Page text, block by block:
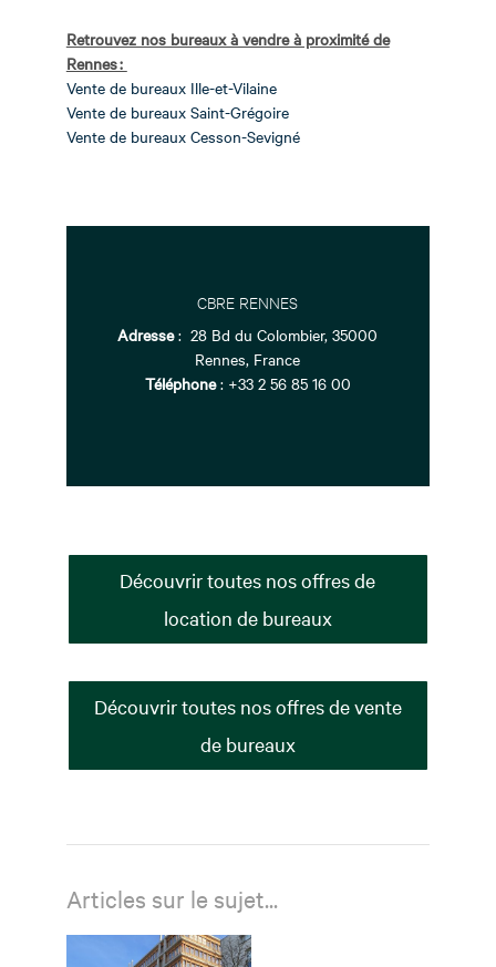
Retrouvez nos bureaux à vendre à proximité de
Rennes :
Vente de bureaux Ille-et-Vilaine
Vente de bureaux Saint-Grégoire
Vente de bureaux Cesson-Sevigné
CBRE RENNES
Adresse:28 Bd du Colombier, 35000
Rennes, France
Téléphone: +33 2 56 85 16 00
Découvrir toutes nos offres de
location de bureaux
Découvrir toutes nos offres de vente
de bureaux
Articles sur le sujet...